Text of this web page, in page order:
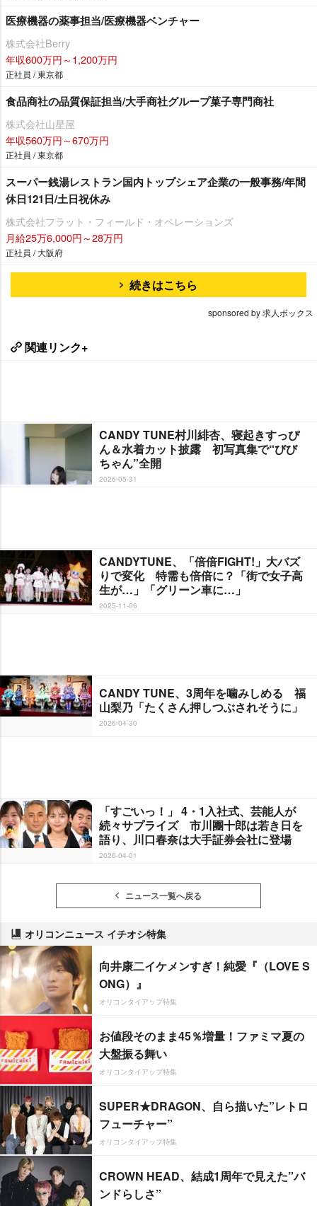
医療機器の薬事担当/医療機器ベンチャー
株式会社Berry
年収600万円～1,200万円
正社員 / 東京都
食品商社の品質保証担当/大手商社グループ菓子専門商社
株式会社山星屋
年収560万円～670万円
正社員 / 東京都
スーパー銭湯レストラン国内トップシェア企業の一般事務/年間
休日121日/土日祝休み
株式会社フラット・フィールド・オペレーションズ
月給25万6,000円～28万円
正社員 / 大阪府
続きはこちら
sponsored by 求人ボックス
関連リンク+
CANDY TUNE村川緋杏、寝起きすっぴ
ん＆水着カット披露 初写真集で“びび
ちゃん”全開
2026-05-31
CANDYTUNE、「倍倍FIGHT!」大バズ
りで変化 特需も倍倍に？「街で女子高
生が…」「グリーン車に…」
2025-11-06
CANDY TUNE、3周年を噛みしめる 福
山梨乃「たくさん押しつぶされそうに」
2026-04-30
「すごいっ！」 4・1入社式、芸能人が
続々サプライズ 市川團十郎は若き日を
語り、川口春奈は大手証券会社に登場
2026-04-01
ニュース一覧へ戻る
オリコンニュース イチオシ特集
向井康二イケメンすぎ！純愛『（LOVE S
ONG）』
オリコンタイアップ特集
お値段そのまま45％増量！ファミマ夏の
大盤振る舞い
オリコンタイアップ特集
SUPER★DRAGON、自ら描いた”レトロ
フューチャー”
オリコンタイアップ特集
CROWN HEAD、結成1周年で見えた”バ
ンドらしさ”